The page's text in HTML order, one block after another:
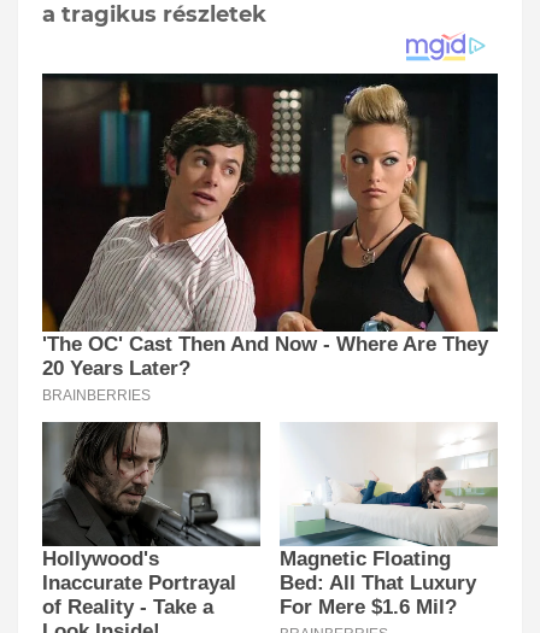
a tragikus részletek